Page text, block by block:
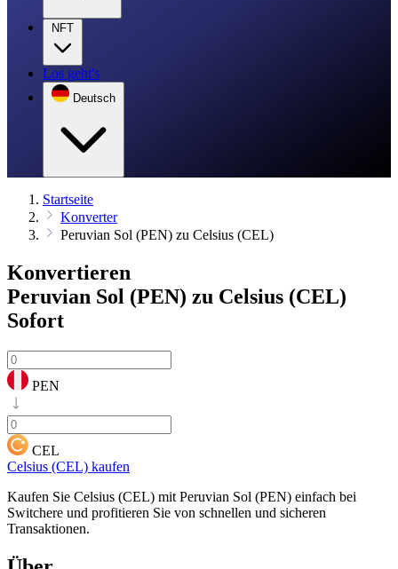
NFT
Los geht's
Deutsch
Startseite
Konverter
Peruvian Sol (PEN) zu Celsius (CEL)
Konvertieren
Peruvian Sol (PEN) zu Celsius (CEL)
Sofort
PEN
CEL
Celsius (CEL) kaufen
Kaufen Sie Celsius (CEL) mit Peruvian Sol (PEN) einfach bei
Switchere und profitieren Sie von schnellen und sicheren
Transaktionen.